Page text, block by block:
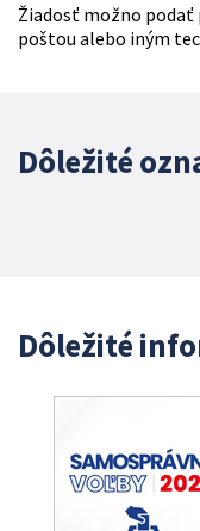
Žiadosť možno
poštou alebo iným
Dôležité
Dôležité